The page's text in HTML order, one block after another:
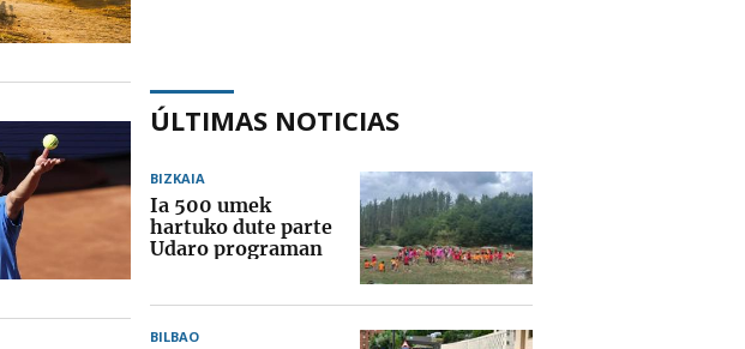
ÚLTIMAS NOTICIAS
BIZKAIA
Ia 500 umek
hartuko dute parte
Udaro programan
BILBAO